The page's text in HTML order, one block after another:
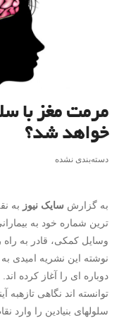
مرمت مغز با
خواهد شد؟
دسته‌بندی نشده
به گزارش سایک نیوز به
ترین شماره خود به
وسایل کمکی، قادر به راه
نوشته این نشریه امیدی
دوباره ای را آغاز کرده
توانسته اند نگاهی
سلولهای بنیادین را وارد